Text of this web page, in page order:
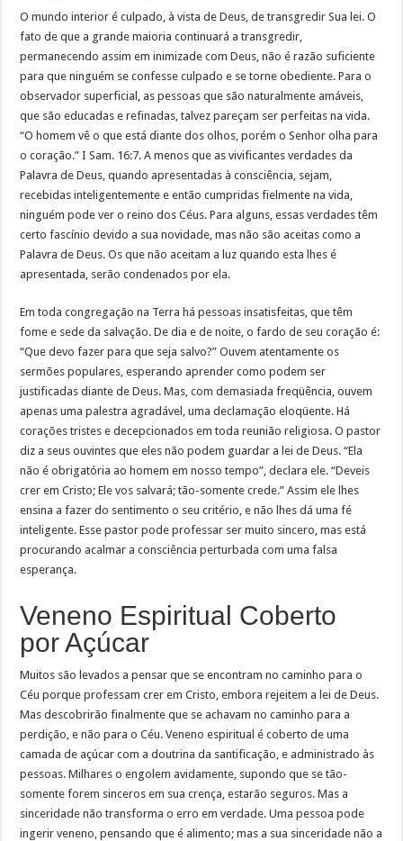
O mundo interior é culpado, à vista de Deus, de transgredir Sua lei. O
fato de que a grande maioria continuará a transgredir,
permanecendo assim em inimizade com Deus, não é razão suficiente
para que ninguém se confesse culpado e se torne obediente. Para o
observador superficial, as pessoas que são naturalmente amáveis,
que são educadas e refinadas, talvez pareçam ser perfeitas na vida.
“O homem vê o que está diante dos olhos, porém o Senhor olha para
o coração.” I Sam. 16:7. A menos que as vivificantes verdades da
Palavra de Deus, quando apresentadas à consciência, sejam,
recebidas inteligentemente e então cumpridas fielmente na vida,
ninguém pode ver o reino dos Céus. Para alguns, essas verdades têm
certo fascínio devido a sua novidade, mas não são aceitas como a
Palavra de Deus. Os que não aceitam a luz quando esta lhes é
apresentada, serão condenados por ela.
Em toda congregação na Terra há pessoas insatisfeitas, que têm
fome e sede da salvação. De dia e de noite, o fardo de seu coração é:
“Que devo fazer para que seja salvo?” Ouvem atentamente os
sermões populares, esperando aprender como podem ser
justificadas diante de Deus. Mas, com demasiada freqüência, ouvem
apenas uma palestra agradável, uma declamação eloqüente. Há
corações tristes e decepcionados em toda reunião religiosa. O pastor
diz a seus ouvintes que eles não podem guardar a lei de Deus. “Ela
não é obrigatória ao homem em nosso tempo”, declara ele. “Deveis
crer em Cristo; Ele vos salvará; tão-somente crede.” Assim ele lhes
ensina a fazer do sentimento o seu critério, e não lhes dá uma fé
inteligente. Esse pastor pode professar ser muito sincero, mas está
procurando acalmar a consciência perturbada com uma falsa
esperança.
Veneno Espiritual Coberto
por Açúcar
Muitos são levados a pensar que se encontram no caminho para o
Céu porque professam crer em Cristo, embora rejeitem a lei de Deus.
Mas descobrirão finalmente que se achavam no caminho para a
perdição, e não para o Céu. Veneno espiritual é coberto de uma
camada de açúcar com a doutrina da santificação, e administrado às
pessoas. Milhares o engolem avidamente, supondo que se tão-
somente forem sinceros em sua crença, estarão seguros. Mas a
sinceridade não transforma o erro em verdade. Uma pessoa pode
ingerir veneno, pensando que é alimento; mas a sua sinceridade não a